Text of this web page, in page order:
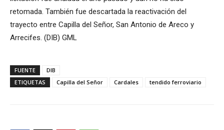
retomada. También fue descartada la reactivación del
trayecto entre Capilla del Señor, San Antonio de Areco y
Arrecifes. (DIB) GML
FUENTE
DIB
ETIQUETAS
Capilla del Señor Cardales tendido ferroviario